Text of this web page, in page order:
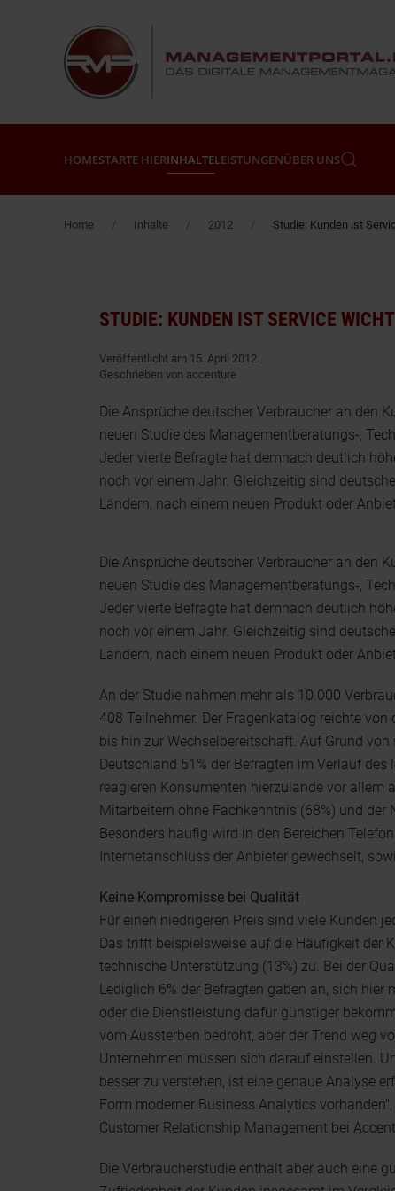
Zum Hauptinhalt springen
HOMESTARTE HIERINHALTELEISTUNGENÜBER UNS
Home Inhalte 2012 Studie: Kunden ist
STUDIE: KUNDEN IST SERVICE
Veröffentlicht am 15. April 2012
Geschrieben von accenture
Die Ansprüche deutscher Verbraucher an den
neuen Studie des Managementberatungs-,
Jeder vierte Befragte hat demnach deutlich
noch vor einem Jahr. Gleichzeitig sind
Ländern, nach einem neuen Produkt oder
Die Ansprüche deutscher Verbraucher an den
neuen Studie des Managementberatungs-,
Jeder vierte Befragte hat demnach deutlich
noch vor einem Jahr. Gleichzeitig sind
Ländern, nach einem neuen Produkt oder
An der Studie nahmen mehr als 10.000
408 Teilnehmer. Der Fragenkatalog reichte
bis hin zur Wechselbereitschaft. Auf Grund
Deutschland 51% der Befragten im Verlauf
reagieren Konsumenten hierzulande vor allem
Mitarbeitern ohne Fachkenntnis (68%) und
Besonders häufig wird in den Bereichen
Internetanschluss der Anbieter gewechselt,
Keine Kompromisse bei Qualität
Für einen niedrigeren Preis sind viele Kunden
Das trifft beispielsweise auf die Häufigkeit der
technische Unterstützung (13%) zu. Bei der
Lediglich 6% der Befragten gaben an, sich
oder die Dienstleistung dafür günstiger
vom Aussterben bedroht, aber der Trend weg
Unternehmen müssen sich darauf einstellen.
besser zu verstehen, ist eine genaue Analyse
Form moderner Business Analytics
Customer Relationship Management bei
Die Verbraucherstudie enthält aber auch eine